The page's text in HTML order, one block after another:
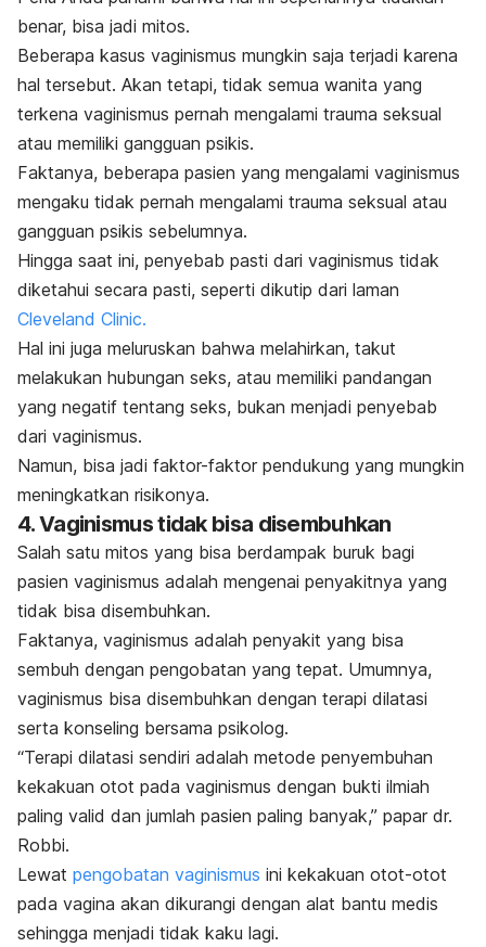
benar, bisa jadi mitos.
Beberapa kasus vaginismus mungkin saja terjadi karena
hal tersebut. Akan tetapi, tidak semua wanita yang
terkena vaginismus pernah mengalami trauma seksual
atau memiliki gangguan psikis.
Faktanya, beberapa pasien yang mengalami vaginismus
mengaku tidak pernah mengalami trauma seksual atau
gangguan psikis sebelumnya.
Hingga saat ini, penyebab pasti dari vaginismus tidak
diketahui secara pasti, seperti dikutip dari laman
Cleveland Clinic.
Hal ini juga meluruskan bahwa melahirkan, takut
melakukan hubungan seks, atau memiliki pandangan
yang negatif tentang seks, bukan menjadi penyebab
dari vaginismus.
Namun, bisa jadi faktor-faktor pendukung yang mungkin
meningkatkan risikonya.
4. Vaginismus tidak bisa disembuhkan
Salah satu mitos yang bisa berdampak buruk bagi
pasien vaginismus adalah mengenai penyakitnya yang
tidak bisa disembuhkan.
Faktanya, vaginismus adalah penyakit yang bisa
sembuh dengan pengobatan yang tepat. Umumnya,
vaginismus bisa disembuhkan dengan terapi dilatasi
serta konseling bersama psikolog.
“Terapi dilatasi sendiri adalah metode penyembuhan
kekakuan otot pada vaginismus dengan bukti ilmiah
paling valid dan jumlah pasien paling banyak,” papar dr.
Robbi.
Lewat pengobatan vaginismus ini kekakuan otot-otot
pada vagina akan dikurangi dengan alat bantu medis
sehingga menjadi tidak kaku lagi.